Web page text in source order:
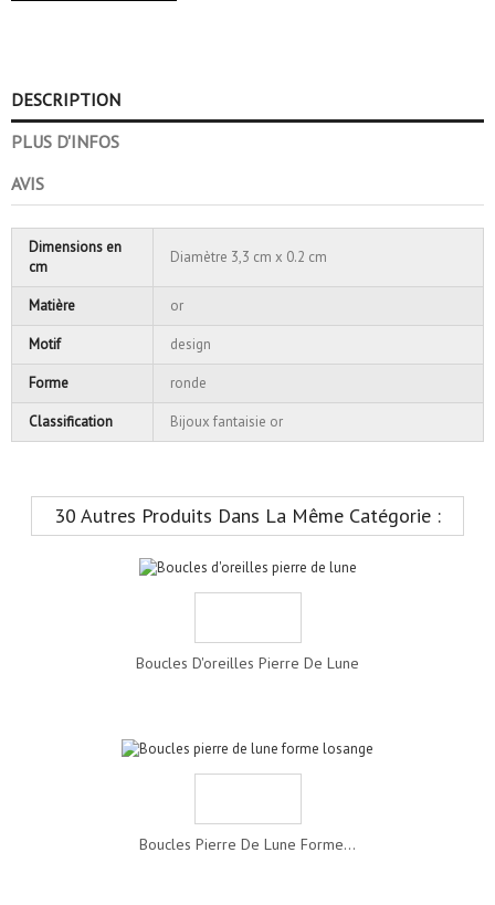
DESCRIPTION
PLUS D'INFOS
AVIS
Dimensions en
cm
Diamètre 3,3 cm x 0.2 cm
Matière or
Motif design
Forme ronde
Classification Bijoux fantaisie or
30 Autres Produits Dans La Même Catégorie :
Boucles D'oreilles Pierre De Lune
Boucles Pierre De Lune Forme...